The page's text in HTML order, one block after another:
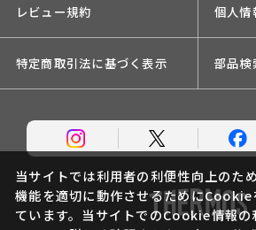
レビュー規約 個人情
特定商取引法に基づく表示 部品検
当サイトでは利用者の利便性向上のた
機能を適切に動作させるためにCookie
ています。当サイトでのCookie情報の